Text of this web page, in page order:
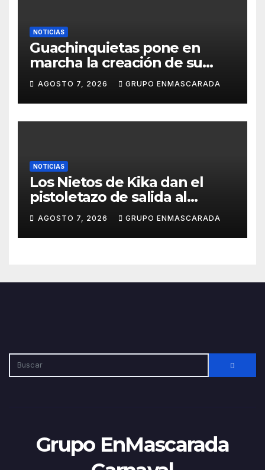
NOTICIAS
Guachinquietas pone en
marcha la creación de su
repertorio para el Carnaval
2027
AGOSTO 7, 2026 GRUPO ENMASCARADA
NOTICIAS
Los Nietos de Kika dan el
pistoletazo de salida al
Carnaval 2027 con el inicio de
sus ensayos
AGOSTO 7, 2026 GRUPO ENMASCARADA
Grupo EnMascarada